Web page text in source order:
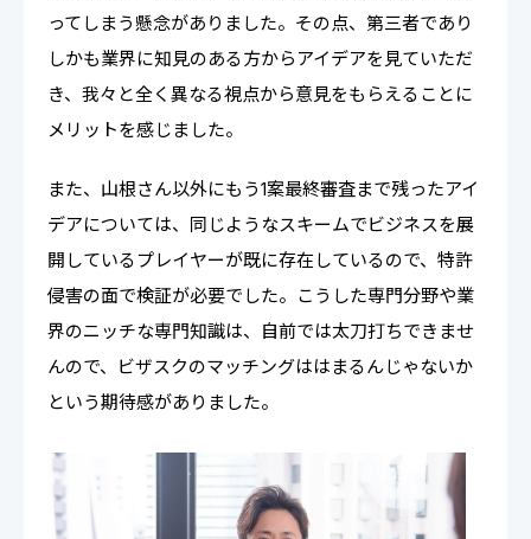
ってしまう懸念がありました。その点、第三者であり
しかも業界に知見のある方からアイデアを見ていただ
き、我々と全く異なる視点から意見をもらえることに
メリットを感じました。
また、山根さん以外にもう1案最終審査まで残ったアイ
デアについては、同じようなスキームでビジネスを展
開しているプレイヤーが既に存在しているので、特許
侵害の面で検証が必要でした。こうした専門分野や業
界のニッチな専門知識は、自前では太刀打ちできませ
んので、ビザスクのマッチングははまるんじゃないか
という期待感がありました。